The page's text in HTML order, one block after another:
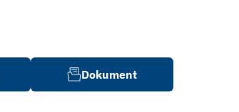
Dokument